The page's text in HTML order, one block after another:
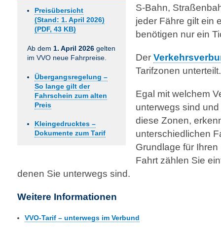
Preisübersicht
(Stand: 1. April 2026)
(PDF, 43 KB)
Ab dem 1. April 2026 gelten
im VVO neue Fahrpreise.
Übergangsregelung –
So lange gilt der
Fahrschein zum alten
Preis
Kleingedrucktes –
Dokumente zum Tarif
S-Bahn,
jeder Fähre gilt ein
benötigen nur ein
Der
Tarifzonen unterteilt.
Egal mit welchem
unterwegs sind
diese Zonen,
unterschiedlichen
Grundlage für
Fahrt zählen Sie
denen Sie unterwegs sind.
Weitere Informationen
VVO-Tarif – unterwegs im Verbund